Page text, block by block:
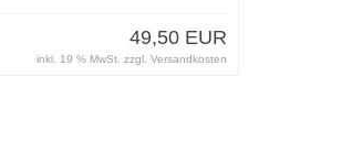
49,50 EUR
inkl. 19 % MwSt. zzgl. Versandkosten